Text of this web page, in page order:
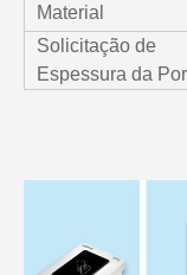
Material
Solicitação de
Espessura da